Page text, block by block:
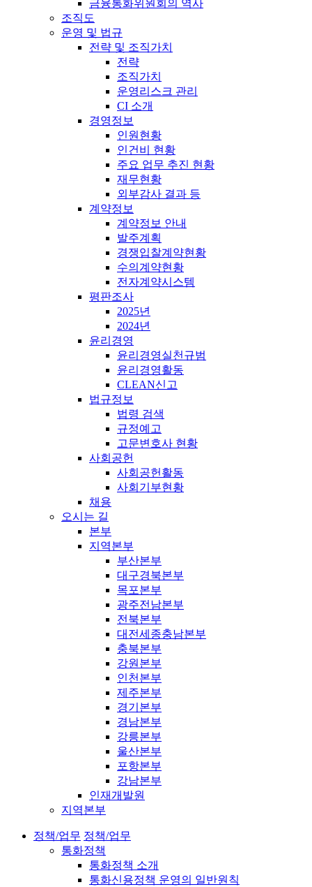
금융통화위원회의 역사
조직도
운영 및 법규
전략 및 조직가치
전략
조직가치
운영리스크 관리
CI 소개
경영정보
인원현황
인건비 현황
주요 업무 추진 현황
재무현황
외부감사 결과 등
계약정보
계약정보 안내
발주계획
경쟁입찰계약현황
수의계약현황
전자계약시스템
평판조사
2025년
2024년
윤리경영
윤리경영실천규범
윤리경영활동
CLEAN신고
법규정보
법령 검색
규정예고
고문변호사 현황
사회공헌
사회공헌활동
사회기부현황
채용
오시는 길
본부
지역본부
부산본부
대구경북본부
목포본부
광주전남본부
전북본부
대전세종충남본부
충북본부
강원본부
인천본부
제주본부
경기본부
경남본부
강릉본부
울산본부
포항본부
강남본부
인재개발원
지역본부
정책/업무 정책/업무
통화정책
통화정책 소개
통화신용정책 운영의 일반원칙